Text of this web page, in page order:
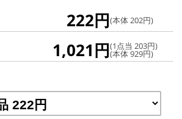
222円(本体 202円)
1,021円(1点当 203円)
(本体 929円)